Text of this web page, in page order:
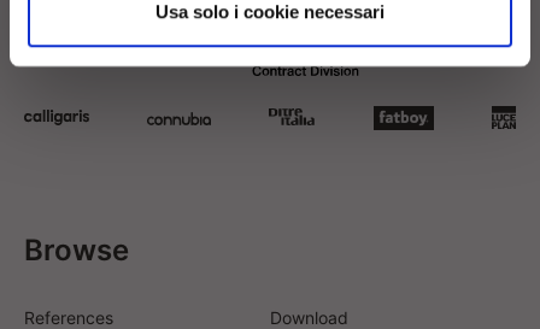
Usa solo i cookie necessari
Browse
References Download